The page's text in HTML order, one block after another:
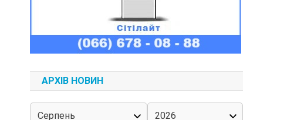
АРХІВ НОВИН